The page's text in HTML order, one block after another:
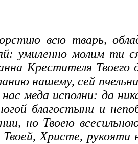
всю тварь,
умиленно молим ти
Крестителя Твоего
нашему, сей
меда исполни: да
благостыни и
но Твоею
Твоей, Христе,